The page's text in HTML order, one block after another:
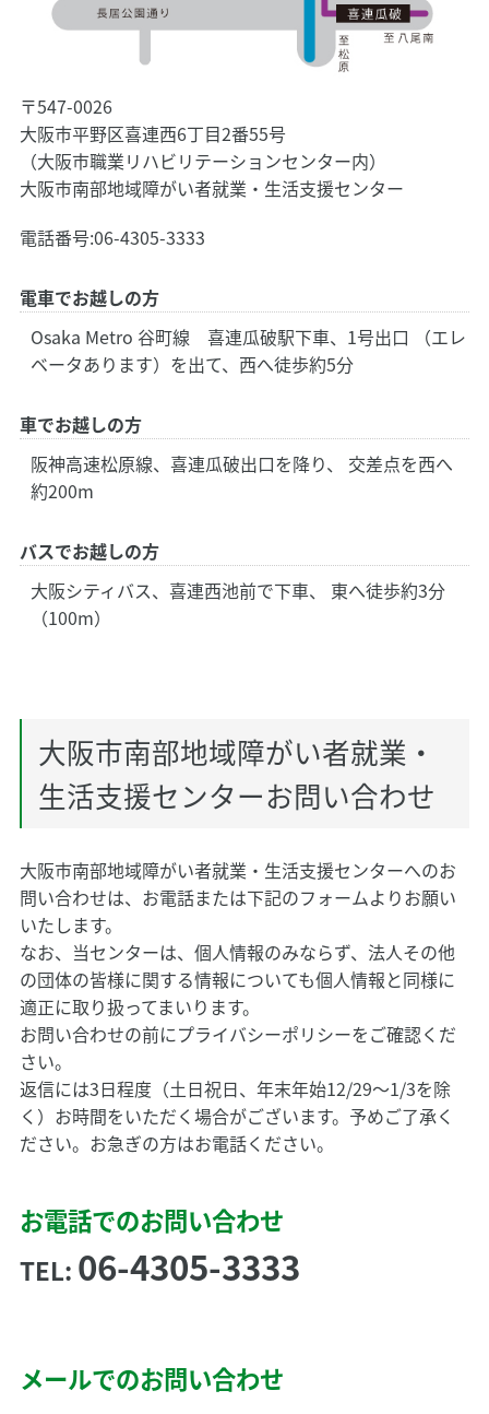
〒547-0026
大阪市平野区喜連西6丁目2番55号
（大阪市職業リハビリテーションセンター内）
大阪市南部地域障がい者就業・生活支援センター
電話番号:06-4305-3333
電車でお越しの方
Osaka Metro 谷町線 喜連瓜破駅下車、1号出口 （エレ
ベータあります）を出て、西へ徒歩約5分
車でお越しの方
阪神高速松原線、喜連瓜破出口を降り、 交差点を西へ
約200m
バスでお越しの方
大阪シティバス、喜連西池前で下車、 東へ徒歩約3分
（100m）
大阪市南部地域障がい者就業・
生活支援センターお問い合わせ
大阪市南部地域障がい者就業・生活支援センターへのお
問い合わせは、お電話または下記のフォームよりお願い
いたします。
なお、当センターは、個人情報のみならず、法人その他
の団体の皆様に関する情報についても個人情報と同様に
適正に取り扱ってまいります。
お問い合わせの前にプライバシーポリシーをご確認くだ
さい。
返信には3日程度（土日祝日、年末年始12/29～1/3を除
く）お時間をいただく場合がございます。予めご了承く
ださい。お急ぎの方はお電話ください。
お電話でのお問い合わせ
TEL: 06-4305-3333
メールでのお問い合わせ